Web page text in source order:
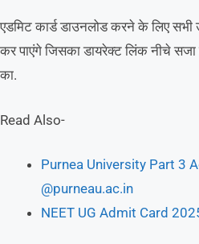
एडमिट कार्ड डाउनलोड करने के लिए सभी
कर पाएंगे जिसका डायरेक्ट लिंक नीचे
का.
Read Also-
Purnea University Part 3
@purneau.ac.in
NEET UG Admit Card